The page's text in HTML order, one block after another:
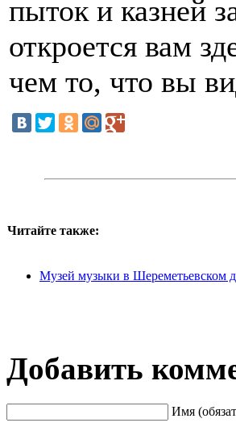
пыток и казней
откроется вам
чем то, что вы
Читайте также:
Музей музыки в Шереметьевском
Добавить
Имя